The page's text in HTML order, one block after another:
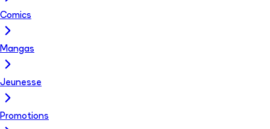
Comics
Mangas
Jeunesse
Promotions